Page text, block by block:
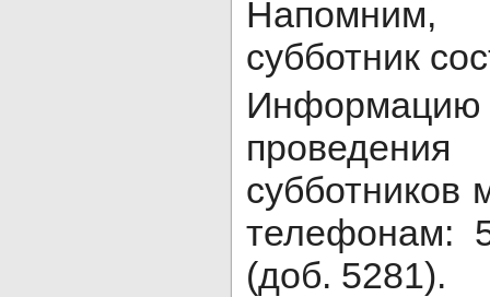
Напомним,
субботник
субботников
телефонам:
(доб. 5281).